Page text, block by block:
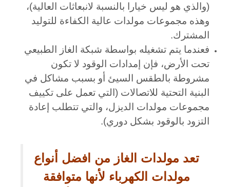
(والذي هو ليس خيارا بالنسبة لانبعاثات العالية)،
وهذه مجموعات مولدات عالية الكفاءة للتوليد
المشترك.
فعندما يتم تشغيله بواسطة شبكة الغاز الطبيعي
تحت الأرض، فإن إمدادات الوقود لا تكون
مشروطة بالطقس السيئ أو بسبب مشاكل في
البنية التحتية للاتصالات (التي تعمل على تكييف
مجموعات مولدات الديزل، والتي تتطلب إعادة
التزود بالوقود بشكل دوري).
تعد مولدات الغاز من افضل أنواع
مولدات الكهرباء لأنها متوافقة